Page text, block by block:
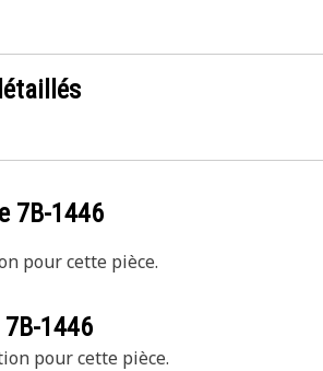
7B-1446
pour cette pièce.
7B-1446
pour cette pièce.